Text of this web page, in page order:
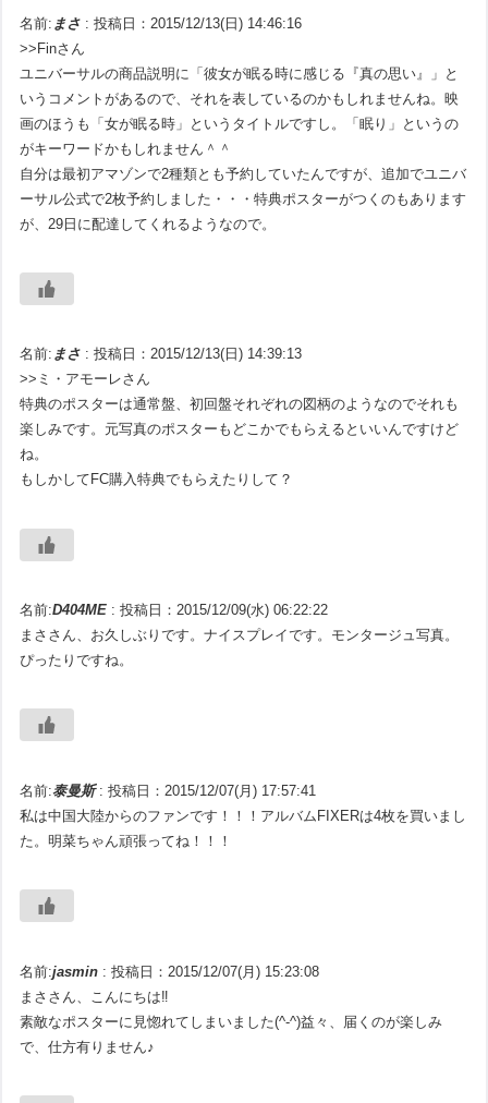
名前: まさ : 投稿日：2015/12/13(日) 14:46:16
>>Finさん
ユニバーサルの商品説明に「彼女が眠る時に感じる『真の思い』」と
いうコメントがあるので、それを表しているのかもしれませんね。映
画のほうも「女が眠る時」というタイトルですし。「眠り」というの
がキーワードかもしれません＾＾
自分は最初アマゾンで2種類とも予約していたんですが、追加でユニバ
ーサル公式で2枚予約しました・・・特典ポスターがつくのもあります
が、29日に配達してくれるようなので。
名前: まさ : 投稿日：2015/12/13(日) 14:39:13
>>ミ・アモーレさん
特典のポスターは通常盤、初回盤それぞれの図柄のようなのでそれも
楽しみです。元写真のポスターもどこかでもらえるといいんですけど
ね。
もしかしてFC購入特典でもらえたりして？
名前:D404ME : 投稿日：2015/12/09(水) 06:22:22
まささん、お久しぶりです。ナイスプレイです。モンタージュ写真。
ぴったりですね。
名前:泰曼斯: 投稿日：2015/12/07(月) 17:57:41
私は中国大陸からのファンです！！！アルバムFIXERは4枚を買いまし
た。明菜ちゃん頑張ってね！！！
名前:jasmin : 投稿日：2015/12/07(月) 15:23:08
まささん、こんにちは‼️
素敵なポスターに見惚れてしまいました(^-^)益々、届くのが楽しみ
で、仕方有りません♪